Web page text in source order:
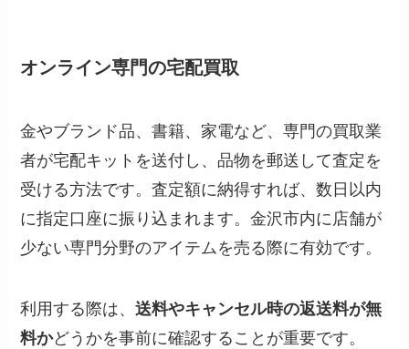
オンライン専門の宅配買取
金やブランド品、書籍、家電など、専門の買取業
者が宅配キットを送付し、品物を郵送して査定を
受ける方法です。査定額に納得すれば、数日以内
に指定口座に振り込まれます。金沢市内に店舗が
少ない専門分野のアイテムを売る際に有効です。
利用する際は、送料やキャンセル時の返送料が無
料かどうかを事前に確認することが重要です。